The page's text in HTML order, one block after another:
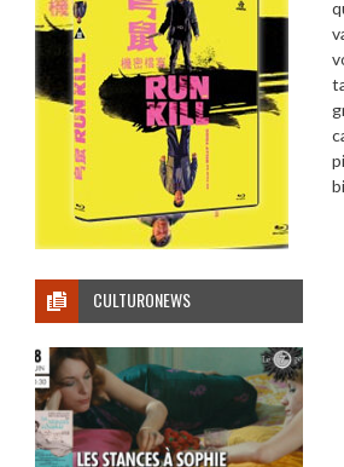
CULTURONEWS